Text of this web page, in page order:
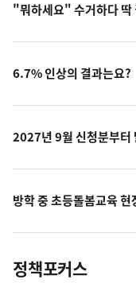
"뭐하세요" 수거하다 딱
6.7% 인상의 결과는요?
2027년 9월 신청분부터
방학 중 초등돌봄교육 현
정책포커스